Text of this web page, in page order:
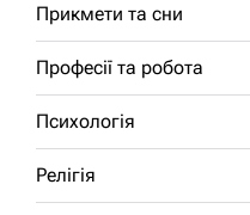
Прикмети та сни
Професії та робота
Психологія
Релігія